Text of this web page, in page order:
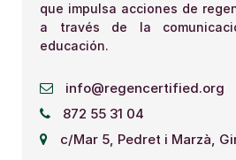
que impulsa acciones de
a través de la
educación.
info@regencertified.org
872 55 31 04
c/Mar 5, Pedret i Marzà,